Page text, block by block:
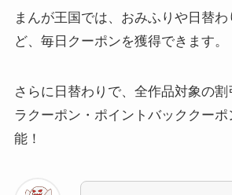
まんが王国では、おみふりや日替
ど、毎日クーポンを獲得できます。
さらに日替わりで、全作品対象の割
ラクーポン・ポイントバッククー
能！